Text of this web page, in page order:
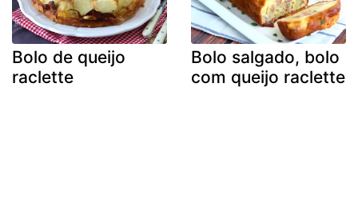
Bolo de queijo
raclette
Bolo salgado, bolo
com queijo raclette